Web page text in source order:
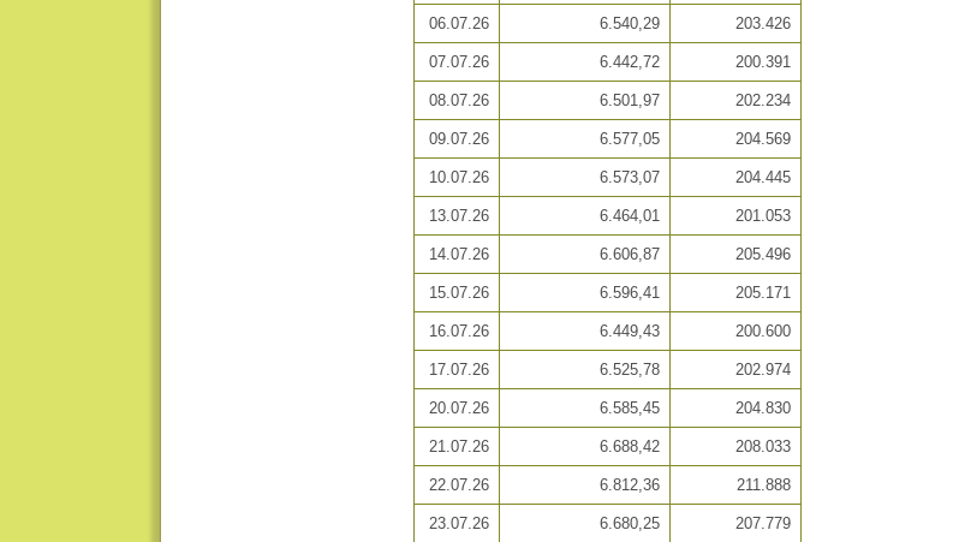
06.07.26 6.540,29 203.426
07.07.26 6.442,72 200.391
08.07.26 6.501,97 202.234
09.07.26 6.577,05 204.569
10.07.26 6.573,07 204.445
13.07.26 6.464,01 201.053
14.07.26 6.606,87 205.496
15.07.26 6.596,41 205.171
16.07.26 6.449,43 200.600
17.07.26 6.525,78 202.974
20.07.26 6.585,45 204.830
21.07.26 6.688,42 208.033
22.07.26 6.812,36 211.888
23.07.26 6.680,25 207.779